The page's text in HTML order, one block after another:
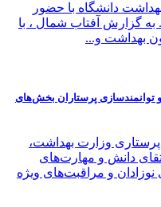
دانشگاه با حضور
گزارش آفتاب شمال ، با
بهداشت و...
توانمندسازی پرستاران بخش‌های
وزارت بهداشت،
دانش و مهارت‌های
و مراقبت‌های ویژه